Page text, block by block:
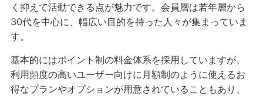
く抑えて活動できる点が魅力です。会員層は若年層から
30代を中心に、幅広い目的を持った人々が集まっていま
す。
基本的にはポイント制の料金体系を採用していますが、
利用頻度の高いユーザー向けに月額制のように使えるお
得なプランやオプションが用意されていることもあり、